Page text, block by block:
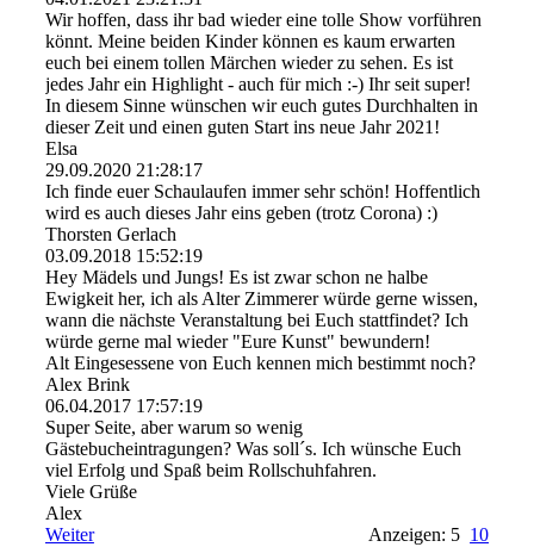
Wir hoffen, dass ihr bad wieder eine tolle Show vorführen
könnt. Meine beiden Kinder können es kaum erwarten
euch bei einem tollen Märchen wieder zu sehen. Es ist
jedes Jahr ein Highlight - auch für mich :-) Ihr seit super!
In diesem Sinne wünschen wir euch gutes Durchhalten in
dieser Zeit und einen guten Start ins neue Jahr 2021!
Elsa
29.09.2020 21:28:17
Ich finde euer Schaulaufen immer sehr schön! Hoffentlich
wird es auch dieses Jahr eins geben (trotz Corona) :)
Thorsten Gerlach
03.09.2018 15:52:19
Hey Mädels und Jungs! Es ist zwar schon ne halbe
Ewigkeit her, ich als Alter Zimmerer würde gerne wissen,
wann die nächste Veranstaltung bei Euch stattfindet? Ich
würde gerne mal wieder "Eure Kunst" bewundern!
Alt Eingesessene von Euch kennen mich bestimmt noch?
Alex Brink
06.04.2017 17:57:19
Super Seite, aber warum so wenig
Gästebucheintragungen? Was soll´s. Ich wünsche Euch
viel Erfolg und Spaß beim Rollschuhfahren.
Viele Grüße
Alex
Weiter
Anzeigen: 5 10